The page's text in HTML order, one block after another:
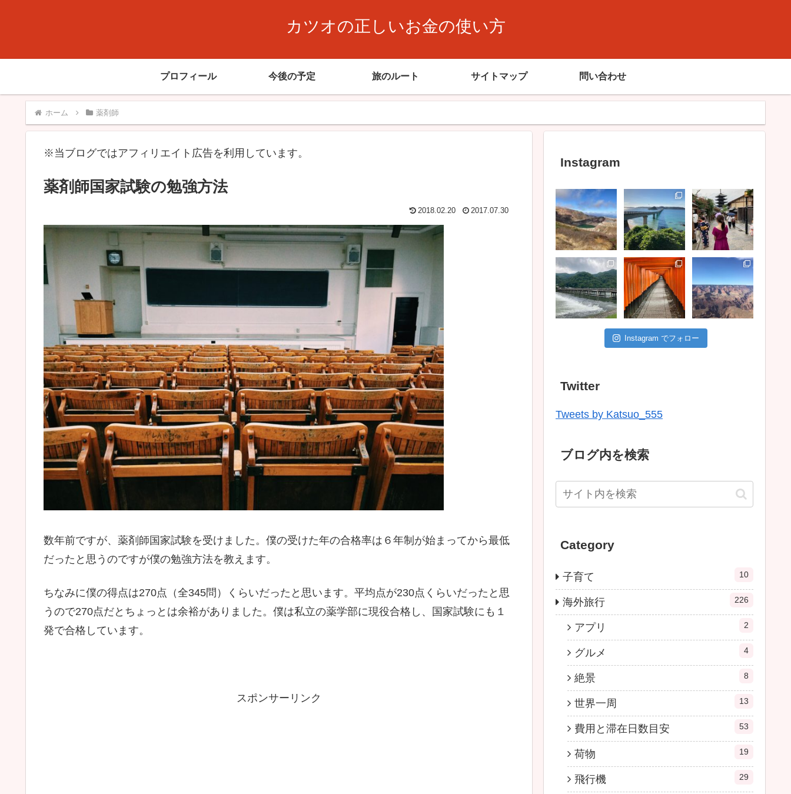
カツオの正しいお金の使い方
プロフィール 今後の予定 旅のルート サイトマップ 問い合わせ
ホーム 薬剤師
※当ブログではアフィリエイト広告を利用しています。
薬剤師国家試験の勉強方法
2018.02.20 2017.07.30
数年前ですが、薬剤師国家試験を受けました。僕の受けた年の合格率は６年制が始まってから最低
だったと思うのですが僕の勉強方法を教えます。
ちなみに僕の得点は270点（全345問）くらいだったと思います。平均点が230点くらいだったと思
うので270点だとちょっとは余裕がありました。僕は私立の薬学部に現役合格し、国家試験にも１
発で合格しています。
スポンサーリンク
Instagram
Instagram でフォロー
Twitter
Tweets by Katsuo_555
ブログ内を検索
Category
子育て 10
海外旅行 226
アプリ 2
グルメ 4
絶景 8
世界一周 13
費用と滞在日数目安 53
荷物 19
飛行機 29